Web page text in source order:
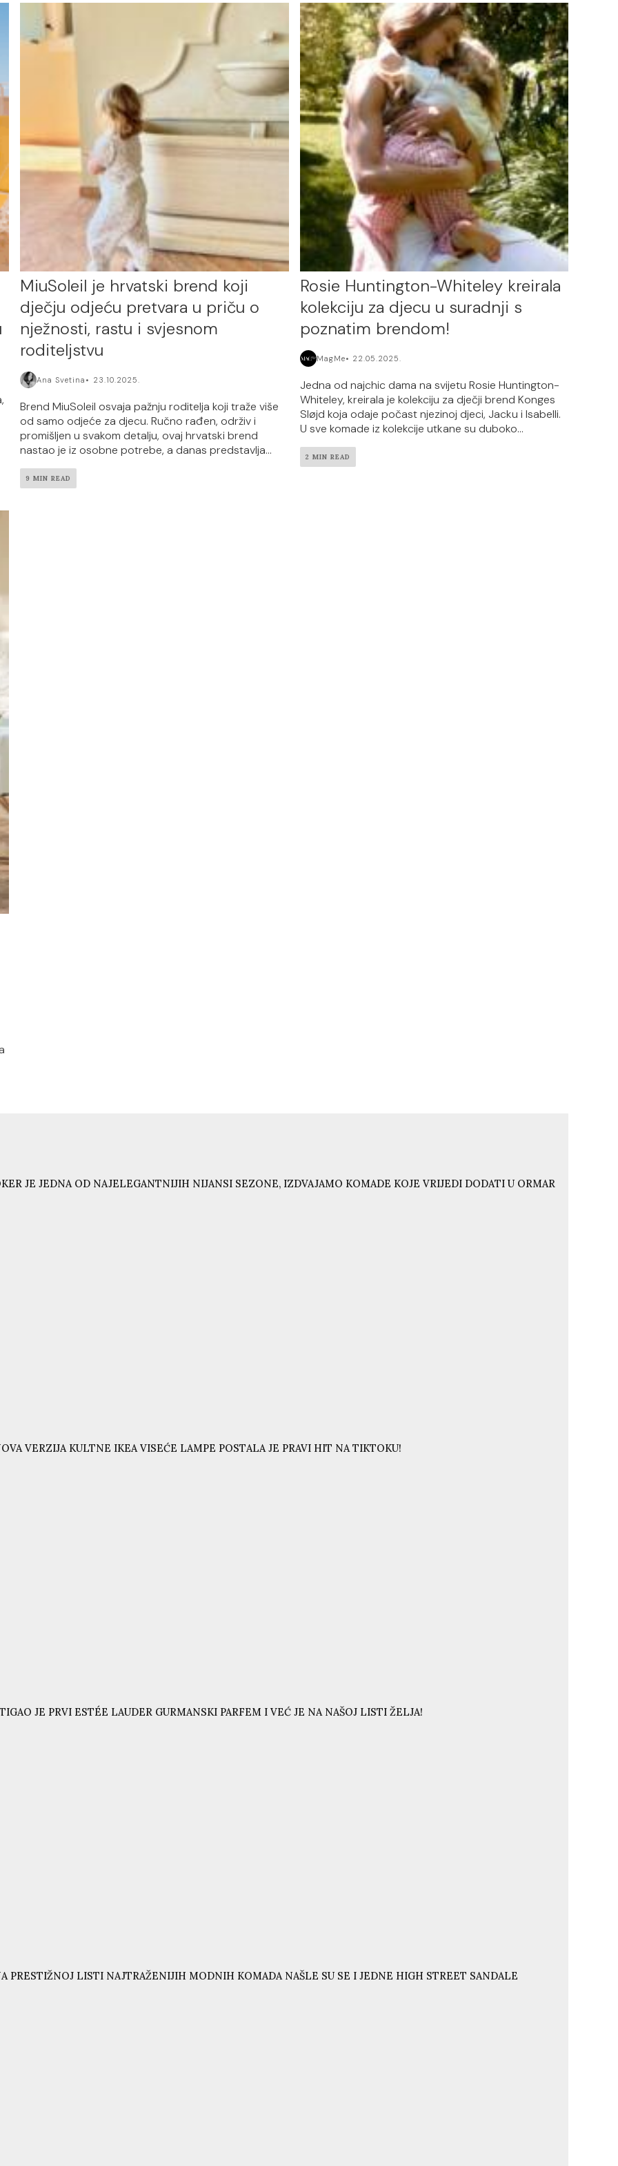
MiuSoleil je hrvatski brend koji
dječju odjeću pretvara u priču o
nježnosti, rastu i svjesnom
roditeljstvu
Ana Svetina 23.10.2025.
Brend MiuSoleil osvaja pažnju roditelja koji traže više
od samo odjeće za djecu. Ručno rađen, održiv i
promišljen u svakom detalju, ovaj hrvatski brend
nastao je iz osobne potrebe, a danas predstavlja...
9 MIN READ
Rosie Huntington-Whiteley kreirala
kolekciju za djecu u suradnji s
poznatim brendom!
MagMe 22.05.2025.
Jedna od najchic dama na svijetu Rosie Huntington-
Whiteley, kreirala je kolekciju za dječji brend Konges
Sløjd koja odaje počast njezinoj djeci, Jacku i Isabelli.
U sve komade iz kolekcije utkane su duboko...
2 MIN READ
JE JEDNA OD NAJELEGANTNIJIH NIJANSI SEZONE, IZDVAJAMO KOMADE KOJE VRIJEDI DODATI U ORMAR
VERZIJA KULTNE IKEA VISEĆE LAMPE POSTALA JE PRAVI HIT NA TIKTOKU!
JE PRVI ESTÉE LAUDER GURMANSKI PARFEM I VEĆ JE NA NAŠOJ LISTI ŽELJA!
PRESTIŽNOJ LISTI NAJTRAŽENIJIH MODNIH KOMADA NAŠLE SU SE I JEDNE HIGH STREET SANDALE